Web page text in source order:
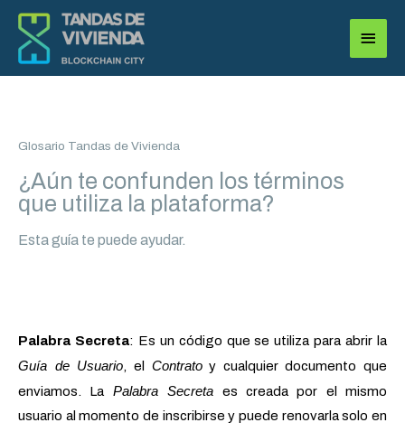
contenido
Menú
Glosario Tandas de Vivienda
¿Aún te confunden los términos
que utiliza la plataforma?
Esta guía te puede ayudar.
Palabra Secreta: Es un código que se utiliza para abrir la
Guía de Usuario, el Contratoy cualquier documento que
enviamos. La Palabra Secreta es creada por el mismo
usuario al momento de inscribirse y puede renovarla solo en